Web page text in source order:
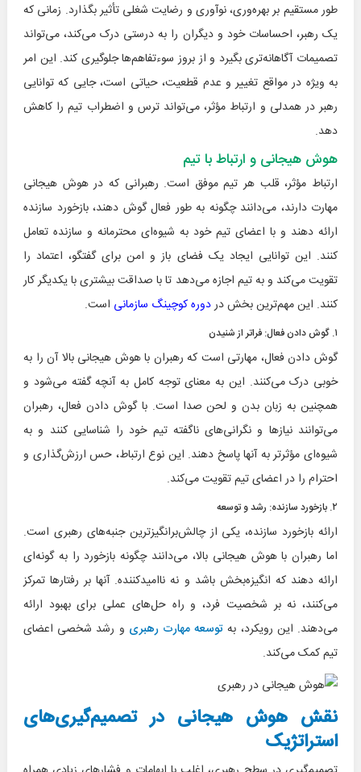
طور مستقیم بر بهره‌وری، نوآوری و رضایت شغلی تأثیر بگذارد. زمانی که
یک رهبر، احساسات خود و دیگران را به درستی درک می‌کند، می‌تواند
تصمیمات آگاهانه‌تری بگیرد و از بروز سوءتفاهم‌ها جلوگیری کند. این امر
به ویژه در مواقع تغییر و عدم قطعیت، حیاتی است، جایی که توانایی
رهبر در همدلی و ارتباط مؤثر، می‌تواند ترس و اضطراب تیم را کاهش
دهد.
هوش هیجانی و ارتباط با تیم
ارتباط مؤثر، قلب هر تیم موفق است. رهبرانی که در هوش هیجانی
مهارت دارند، می‌دانند چگونه به طور فعال گوش دهند، بازخورد سازنده
ارائه دهند و با اعضای تیم خود به شیوه‌ای محترمانه و سازنده تعامل
کنند. این توانایی ایجاد یک فضای باز و امن برای گفتگو، اعتماد را
تقویت می‌کند و به تیم اجازه می‌دهد تا با صداقت بیشتری با یکدیگر کار
کنند. این مهم‌ترین بخش دردوره کوچینگ سازمانی است.
۱. گوش دادن فعال: فراتر از شنیدن
گوش دادن فعال، مهارتی است که رهبران با هوش هیجانی بالا آن را به
خوبی درک می‌کنند. این به معنای توجه کامل به آنچه گفته می‌شود و
همچنین به زبان بدن و لحن صدا است. با گوش دادن فعال، رهبران
می‌توانند نیازها و نگرانی‌های ناگفته تیم خود را شناسایی کنند و به
شیوه‌ای مؤثرتر به آنها پاسخ دهند. این نوع ارتباط، حس ارزش‌گذاری و
احترام را در اعضای تیم تقویت می‌کند.
۲. بازخورد سازنده: رشد و توسعه
ارائه بازخورد سازنده، یکی از چالش‌برانگیزترین جنبه‌های رهبری است.
اما رهبران با هوش هیجانی بالا، می‌دانند چگونه بازخورد را به گونه‌ای
ارائه دهند که انگیزه‌بخش باشد و نه ناامیدکننده. آنها بر رفتارها تمرکز
می‌کنند، نه بر شخصیت فرد، و راه حل‌های عملی برای بهبود ارائه
می‌دهند. این رویکرد، به توسعه مهارت رهبری و رشد شخصی اعضای
تیم کمک می‌کند.
نقش هوش هیجانی در تصمیم‌گیری‌های
استراتژیک